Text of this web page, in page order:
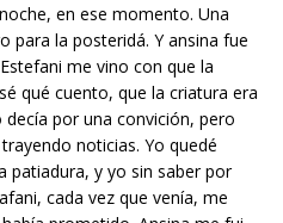
en ese momento. Una
para la posteridá. Y ansina fue
me vino con que la
qué cuento, que la criatura era
por una convición, pero
noticias. Yo quedé
patiadura, y yo sin saber por
cada vez que venía, me